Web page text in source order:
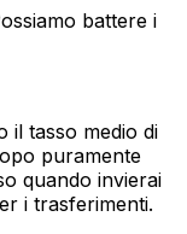
battere i
il tasso medio di
puramente
quando invierai
i trasferimenti.